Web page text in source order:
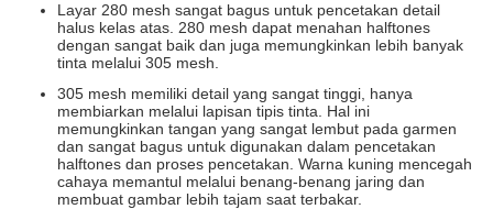
Layar 280 mesh sangat bagus untuk pencetakan detail
halus kelas atas. 280 mesh dapat menahan halftones
dengan sangat baik dan juga memungkinkan lebih banyak
tinta melalui 305 mesh.
305 mesh memiliki detail yang sangat tinggi, hanya
membiarkan melalui lapisan tipis tinta. Hal ini
memungkinkan tangan yang sangat lembut pada garmen
dan sangat bagus untuk digunakan dalam pencetakan
halftones dan proses pencetakan. Warna kuning mencegah
cahaya memantul melalui benang-benang jaring dan
membuat gambar lebih tajam saat terbakar.